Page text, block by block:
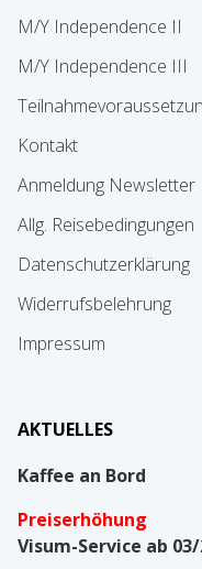
M/Y Independence II
M/Y Independence III
Kontakt
Anmeldung Newsletter
Allg. Reisebedingungen
Datenschutzerklärung
Widerrufsbelehrung
Impressum
AKTUELLES
Kaffee an Bord
Preiserhöhung
Visum-Service ab